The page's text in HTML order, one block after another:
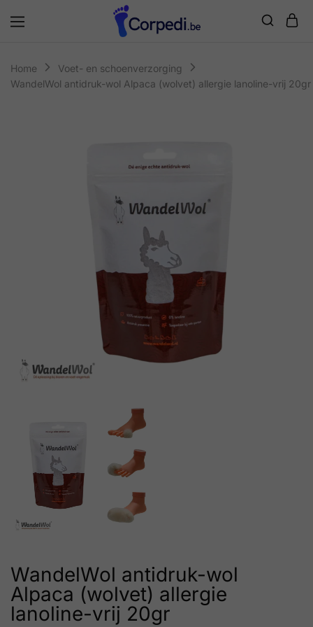
Home
Voet- en schoenverzorging
WandelWol antidruk-wol Alpaca (wolvet) allergie lanoline-vrij 20gr
WandelWol antidruk-wol
Alpaca (wolvet) allergie
lanoline-vrij 20gr